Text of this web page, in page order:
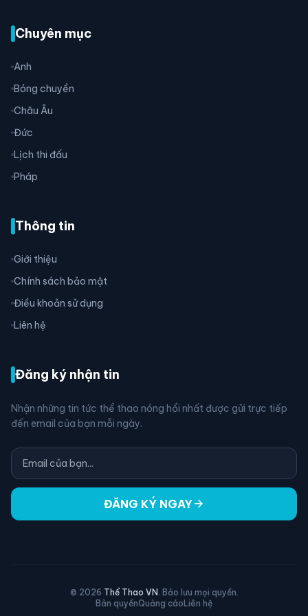
Chuyên mục
Anh
Bóng chuyền
Châu Âu
Đức
Lịch thi đấu
Pháp
Thông tin
Giới thiệu
Chính sách bảo mật
Điều khoản sử dụng
Liên hệ
Đăng ký nhận tin
Nhận những tin tức thể thao nóng hổi nhất được gửi trực tiếp
đến email của bạn mỗi ngày.
ĐĂNG KÝ NGAYarrow_forward
© 2026 Thể Thao VN . Bảo lưu mọi quyền.
Bản quyềnQuảng cáoLiên hệ